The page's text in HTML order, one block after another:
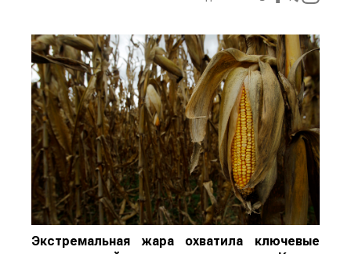
Экстремальная жара охватила ключевые